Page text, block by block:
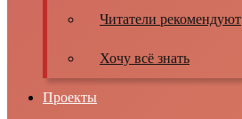
Читатели рекомендуют
Хочу всё знать
Проекты